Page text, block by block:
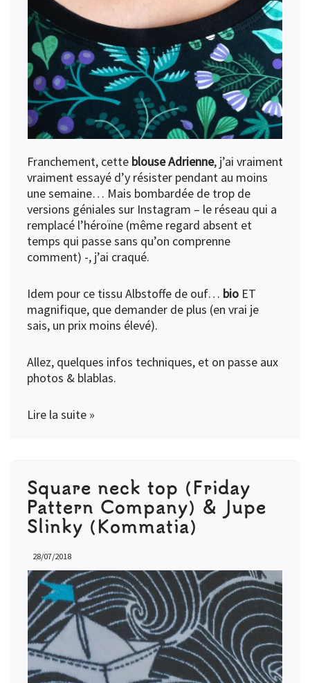
Franchement, cette blouse Adrienne, j’ai vraiment
vraiment essayé d’y résister pendant au moins
une semaine… Mais bombardée de trop de
versions géniales sur Instagram – le réseau qui a
remplacé l’héroïne (même regard absent et
temps qui passe sans qu’on comprenne
comment) -, j’ai craqué.
Idem pour ce tissu Albstoffe de ouf… bio ET
magnifique, que demander de plus (en vrai je
sais, un prix moins élevé).
Allez, quelques infos techniques, et on passe aux
photos & blablas.
Lire la suite »
Square neck top (Friday
Pattern Company) & Jupe
Slinky (Kommatia)
28/07/2018